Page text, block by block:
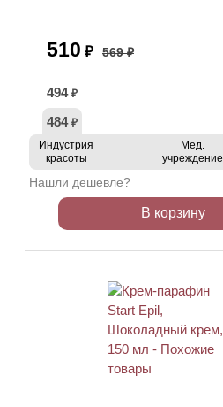
510 ₽ 569 ₽
494 ₽
484 ₽
Индустрия
красоты
Мед.
учреждение
Нашли дешевле?
В корзину